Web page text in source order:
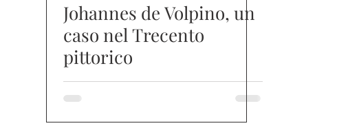
Johannes de Volpino, un
caso nel Trecento
pittorico